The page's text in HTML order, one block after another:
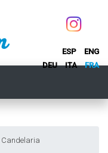
ESP
ENG
DEU
ITA FRA
Candelaria